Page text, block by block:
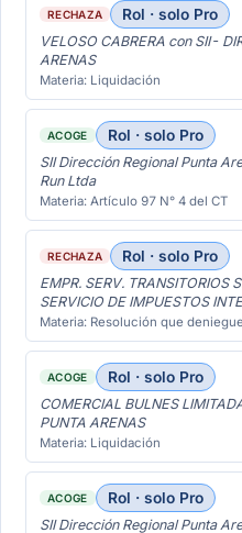
RECHAZA Rol · solo Pro
VELOSO CABRERA con SII-
ARENAS
Materia: Liquidación
ACOGE Rol · solo Pro
SII Dirección Regional Punta
Run Ltda
Materia: Artículo 97 N° 4 del CT
RECHAZA Rol · solo Pro
EMPR. SERV. TRANSITORIOS
SERVICIO DE IMPUESTOS
Materia: Resolución que
ACOGE Rol · solo Pro
COMERCIAL BULNES
PUNTA ARENAS
Materia: Liquidación
ACOGE Rol · solo Pro
SII Dirección Regional Punta